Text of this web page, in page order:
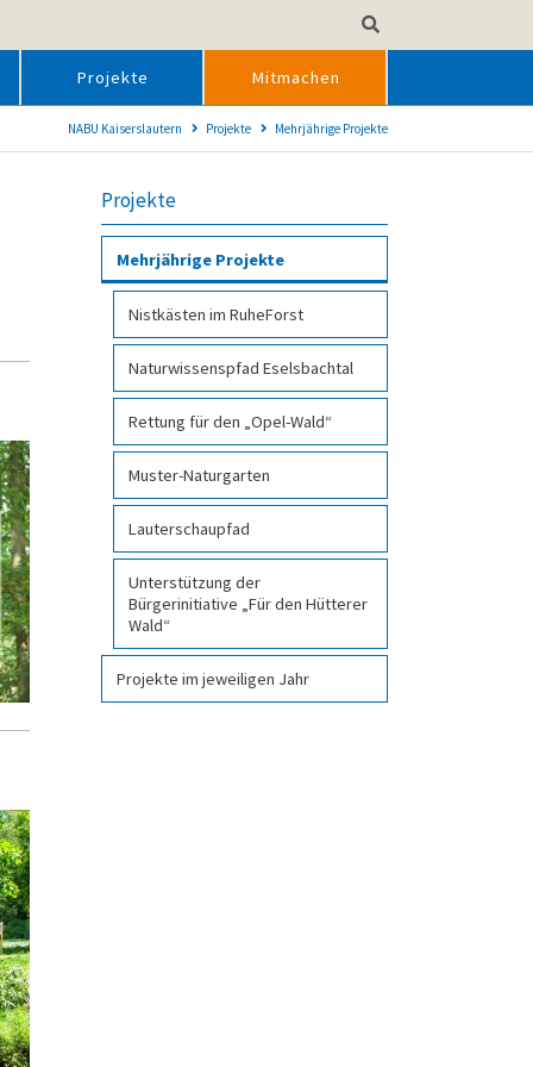
Projekte Mitmachen
NABU Kaiserslautern Projekte Mehr­jähri­ge Pro­jekte
Projekte
Mehr­jähri­ge Pro­jekte
Nist­käs­ten im Ruhe­Forst
Natur­wissens­pfad Esels­bachtal
Rettung für den „Opel-Wald“
Muster-Naturgarten
Lauterschaupfad
Unterstützung der
Bürgerinitiative „Für den Hütterer
Wald“
Projekte im jeweiligen Jahr